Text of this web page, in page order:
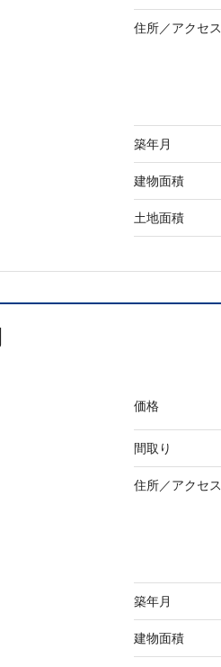
住所／アクセス
築年月
建物面積
土地面積
価格
間取り
住所／アクセス
築年月
建物面積